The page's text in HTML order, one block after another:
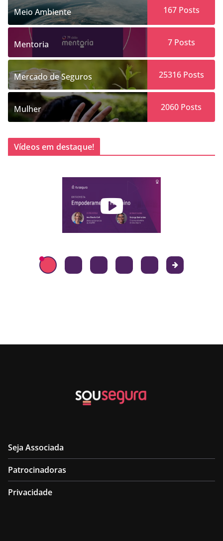
Meio Ambiente 167Posts
Mentoria 7Posts
Mercado de Seguros 25316Posts
Mulher 2060 Posts
Vídeos em destaque!
Seja Associada
Patrocinadoras
Privacidade